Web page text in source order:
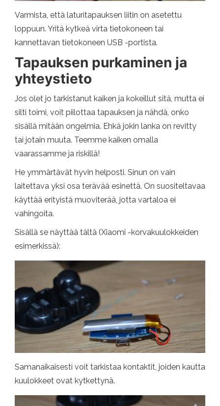
Varmista, että laturitapauksen liitin on asetettu
loppuun. Yritä kytkeä virta tietokoneen tai
kannettavan tietokoneen USB -portista.
Tapauksen purkaminen ja
yhteystieto
Jos olet jo tarkistanut kaiken ja kokeillut sitä, mutta ei
silti toimi, voit piilottaa tapauksen ja nähdä, onko
sisällä mitään ongelmia. Ehkä jokin lanka on revitty
tai jotain muuta. Teemme kaiken omalla
vaarassamme ja riskillä!
He ymmärtävät hyvin helposti. Sinun on vain
laitettava yksi osa terävää esinettä. On suositeltavaa
käyttää erityistä muoviterää, jotta vartaloa ei
vahingoita.
Sisällä se näyttää tältä (Xiaomi -korvakuulokkeiden
esimerkissä):
Samanaikaisesti voit tarkistaa kontaktit, joiden kautta
kuulokkeet ovat kytkettynä.